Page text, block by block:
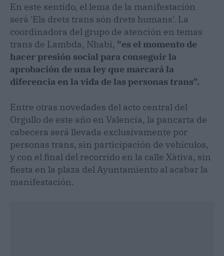
En este sentido, el lema de la manifestación
será 'Els drets trans són drets humans'. La
coordinadora del grupo de atención en temas
trans de Lambda, Nhabi, "es el momento de
hacer presión social para conseguir la
aprobación de una ley que marcará la
diferencia en la vida de las personas trans".
Entre otras novedades del acto central del
Orgullo de este año en Valencia, la pancarta de
cabecera será llevada exclusivamente por
personas trans, sin participación de vehículos,
y con el final del recorrido en la calle Xàtiva, sin
fiesta en la plaza del Ayuntamiento al acabar la
manifestación.